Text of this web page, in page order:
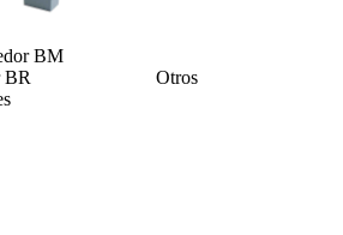
BM
BR Otros